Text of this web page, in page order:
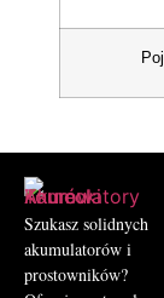
Szukasz solidnych
akumulatorów i
prostowników?